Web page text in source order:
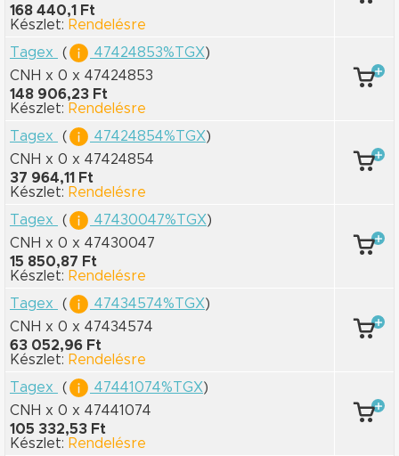
168 440,1 Ft
Készlet: Rendelésre
Tagex
( 47424853%TGX)
CNH x 0 x 47424853
148 906,23 Ft
Készlet: Rendelésre
Tagex
( 47424854%TGX)
CNH x 0 x 47424854
37 964,11 Ft
Készlet: Rendelésre
Tagex
( 47430047%TGX)
CNH x 0 x 47430047
15 850,87 Ft
Készlet: Rendelésre
Tagex
( 47434574%TGX)
CNH x 0 x 47434574
63 052,96 Ft
Készlet: Rendelésre
Tagex
( 47441074%TGX)
CNH x 0 x 47441074
105 332,53 Ft
Készlet: Rendelésre